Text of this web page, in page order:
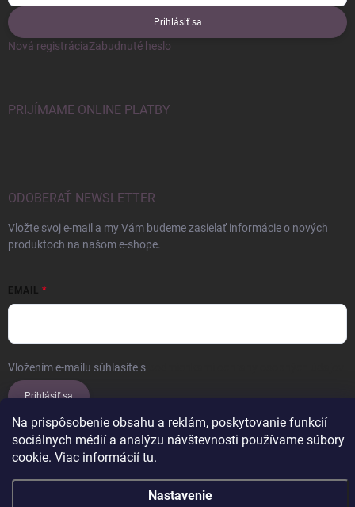
Na prispôsobenie obsahu a reklám, poskytovanie funkcií
sociálnych médií a analýzu návštevnosti používame súbory
cookie. Viac informácií tu.
Nastavenie
Prihlásiť sa
Nová registráciaZabudnuté heslo
PRIJÍMAME ONLINE PLATBY
ODOBERAŤ NEWSLETTER
Vložte svoj e-mail a my Vám budeme zasielať informácie o nových
produktoch na našom e-shope.
EMAIL
Vložením e-mailu súhlasíte s
Prihlásiť sa
cookies